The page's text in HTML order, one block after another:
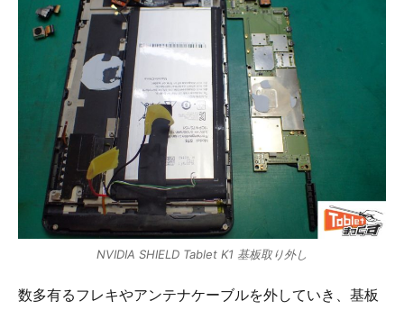
NVIDIA SHIELD Tablet K1 基板取り外し
数多有るフレキやアンテナケーブルを外していき、基板